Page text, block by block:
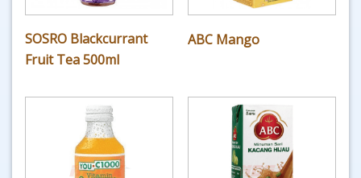
SOSRO Blackcurrant
Fruit Tea 500ml
ABC Mango